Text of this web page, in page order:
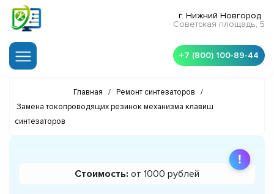
г. Нижний Новгород
Советская площадь, 5
+7 (800) 100-89-44
Главная / Ремонт синтезаторов
/
Замена токопроводящих резинок механизма клавиш
синтезаторов
Стоимость: от 1000 рублей